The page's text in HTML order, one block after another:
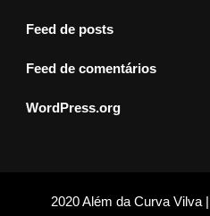
Feed de posts
Feed de comentários
WordPress.org
2020 Além da Curva Vilva